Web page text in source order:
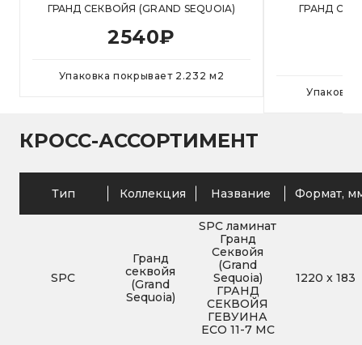
ГРАНД СЕКВОЙЯ (GRAND SEQUOIA)
2540₽
Упаковка покрывает 2.232 м 2
ГРАНД
КРОСС-АССОРТИМЕНТ
Тип Коллекция Название Формат,
SPC
Гранд
секвойя
(Grand
Sequoia)
SPC ламинат
Гранд
Секвойя
(Grand
Sequoia)
ГРАНД
СЕКВОЙЯ
ГЕВУИНА
ECO 11-7 MC
1220 x 183